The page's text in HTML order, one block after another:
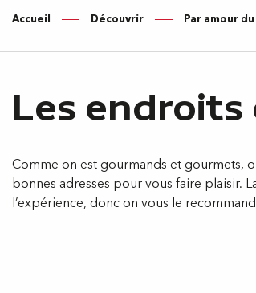
Accueil Découvrir Par amour
Les endroits
Comme on est gourmands et gourmets,
bonnes adresses pour vous faire plaisir.
l’expérience, donc on vous le